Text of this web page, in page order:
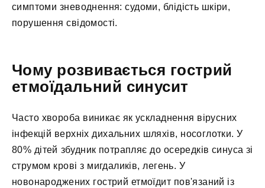
симптоми зневоднення: судоми, блідість шкіри,
порушення свідомості.
Чому розвивається гострий
етмоїдальний синусит
Часто хвороба виникає як ускладнення вірусних
інфекцій верхніх дихальних шляхів, носоглотки. У
80% дітей збудник потрапляє до осередків синуса зі
струмом крові з мигдаликів, легень. У
новонароджених гострий етмоїдит пов'язаний із